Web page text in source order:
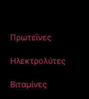
Πρωτεΐνες
Ηλεκτρολύτες
Βιταμίνες